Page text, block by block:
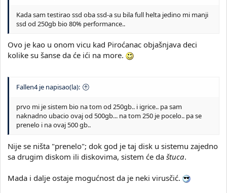
Kada sam testirao ssd oba ssd-a su bila full helta jedino mi manji
ssd od 250gb bio 80% performance..
Ovo je kao u onom vicu kad Piroćanac objašnjava deci
kolike su šanse da će ići na more.
Fallen4 je napisao(la):
prvo mi je sistem bio na tom od 250gb.. i igrice.. pa sam
naknadno ubacio ovaj od 500gb... na tom 250 je pocelo.. pa se
prenelo i na ovaj 500 gb..
Nije se ništa "prenelo"; dok god je taj disk u sistemu zajedno
sa drugim diskom ili diskovima, sistem će da štuca.
Mada i dalje ostaje mogućnost da je neki virusčić.